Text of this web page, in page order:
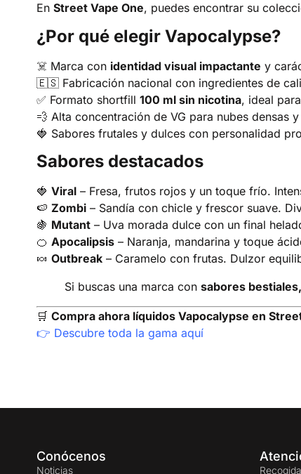
En Street Vape One, puedes encontrar su
¿Por qué elegir Vapocalypse?
☠️ Marca con identidad visual impactante y
🇪🇸 Fabricación nacional con ingredientes de
✅ Formato shortfill 100 ml sin nicotina, ideal
💨 Alta concentración de VG para nubes densas
🍓 Sabores frutales y dulces con personalidad
Sabores destacados
🍓 Viral – Fresa, frutos rojos y un toque frío.
🍉 Zombi – Sandía con chicle y frescor suave.
🍇 Mutant – Uva morada dulce con un final
🍊 Apocalipsis – Naranja, mandarina y toque
🍬 Outbreak – Caramelo con frutas. Dulzor
Si buscas una marca con sabores
🛒 Compra ahora líquidos Vapocalypse en
👉 Descubre toda la gama aquí
Conócenos
Noticias